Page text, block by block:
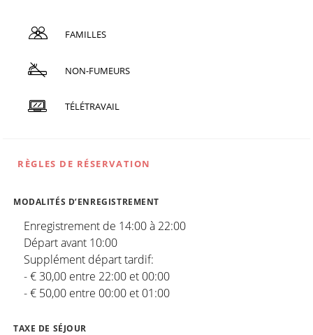
FAMILLES
NON-FUMEURS
TÉLÉTRAVAIL
RÈGLES DE RÉSERVATION
MODALITÉS D’ENREGISTREMENT
Enregistrement de 14:00 à 22:00
Départ avant 10:00
Supplément départ tardif:
- € 30,00 entre 22:00 et 00:00
- € 50,00 entre 00:00 et 01:00
TAXE DE SÉJOUR